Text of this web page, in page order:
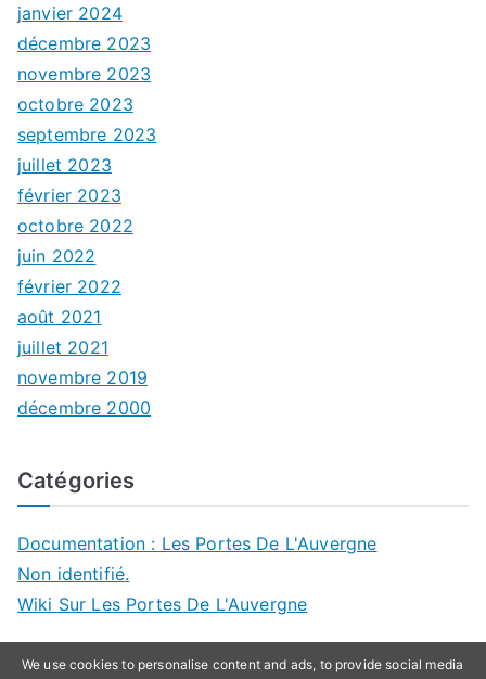
janvier 2024
décembre 2023
novembre 2023
octobre 2023
septembre 2023
juillet 2023
février 2023
octobre 2022
juin 2022
février 2022
août 2021
juillet 2021
novembre 2019
décembre 2000
Catégories
Documentation : Les Portes De L'Auvergne
Non identifié.
Wiki Sur Les Portes De L'Auvergne
We use cookies to personalise content and ads, to provide social media